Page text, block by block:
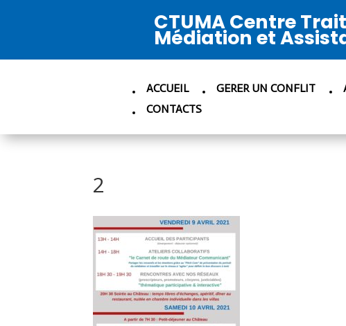
CTUMA Centre
Médiation et
ACCUEIL GERER UN CONFLIT
CONTACTS
2